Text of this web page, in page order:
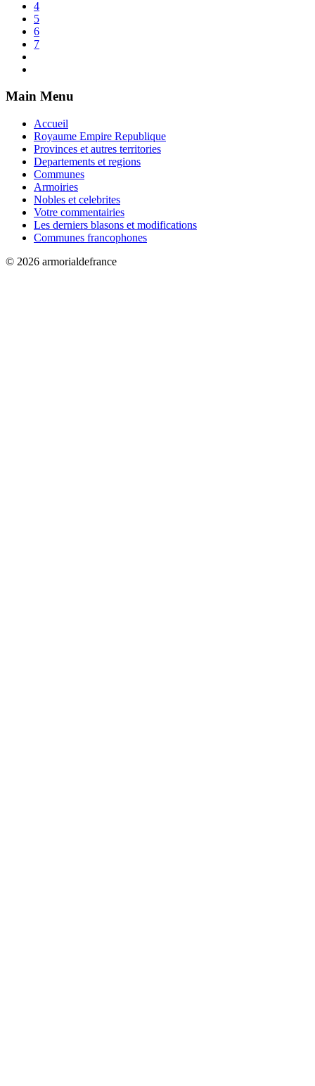
4
5
6
7
Main Menu
Accueil
Royaume Empire Republique
Provinces et autres territories
Departements et regions
Communes
Armoiries
Nobles et celebrites
Votre commentairies
Les derniers blasons et modifications
Communes francophones
© 2026 armorialdefrance